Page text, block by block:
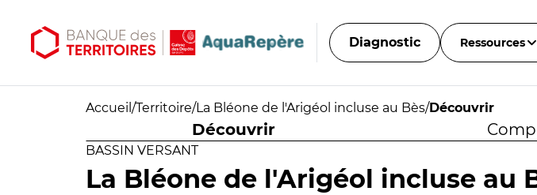
Diagnostic Ressources
Accueil /Territoire/La Bléone de l'Arigéol incluse au Bès/Découvrir
Découvrir
BASSIN VERSANT
La Bléone de l'Arigéol incluse au